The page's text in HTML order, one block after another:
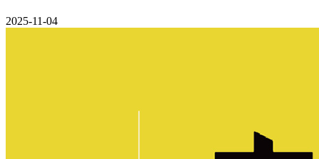
2025-11-04